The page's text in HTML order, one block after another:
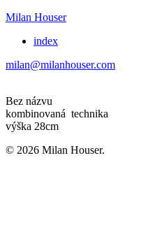
Milan Houser
index
milan@milanhouser.com
Bez názvu
kombinovaná technika
výška 28cm
© 2026 Milan Houser.